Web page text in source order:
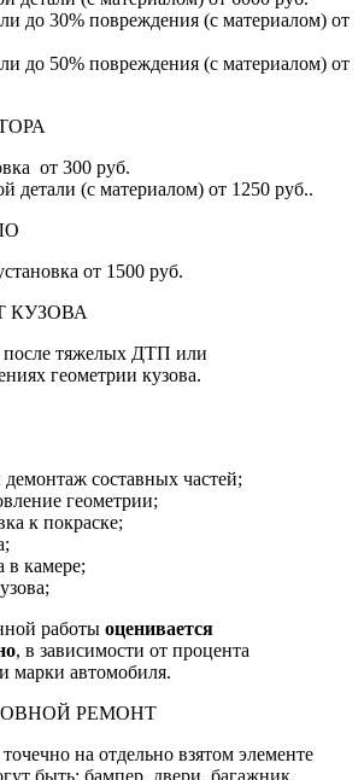
до 30% повреждения (с материалом) от
до 50% повреждения (с материалом) от
от 300 руб.
детали (с материалом) от 1250 руб..
от 1500 руб.
КУЗОВА
после тяжелых ДТП или
геометрии кузова.
демонтаж составных частей;
геометрии;
к покраске;
в камере;
работы оценивается
, в зависимости от процента
марки автомобиля.
РЕМОНТ
на отдельно взятом элементе
быть: бампер, двери, багажник,